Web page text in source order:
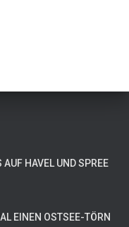
HAVEL UND SPREE
EINEN OSTSEE-TÖRN